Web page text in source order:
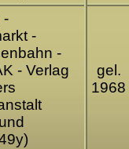
-
-
-
- Verlag
gel.
1968